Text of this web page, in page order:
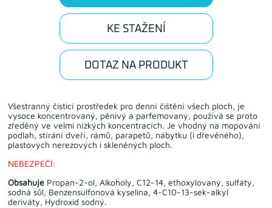
KE STAŽENÍ
DOTAZ NA PRODUKT
Všestranný čisticí prostředek pro denní čištění všech ploch, je
vysoce koncentrovaný, pěnivý a parfemovaný, používá se proto
zředěný ve velmi nízkých koncentracích. Je vhodný na mopování
podlah, stírání dveří, rámů, parapetů, nábytku (i dřevěného),
plastových nerezových i skleněných ploch.
NEBEZPEČÍ:
Obsahuje Propan-2-ol, Alkoholy, C12-14, ethoxylovaný, sulfáty,
sodná sůl, Benzensulfonová kyselina, 4-C10-13-sek-alkyl
deriváty, Hydroxid sodný.